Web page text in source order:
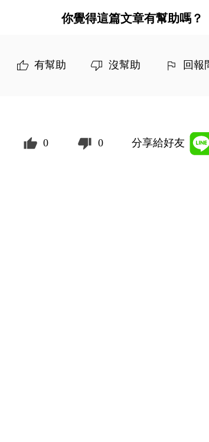
你覺得這篇文章有幫助嗎？
有幫助 沒幫助 回報
0 0 分享給好友